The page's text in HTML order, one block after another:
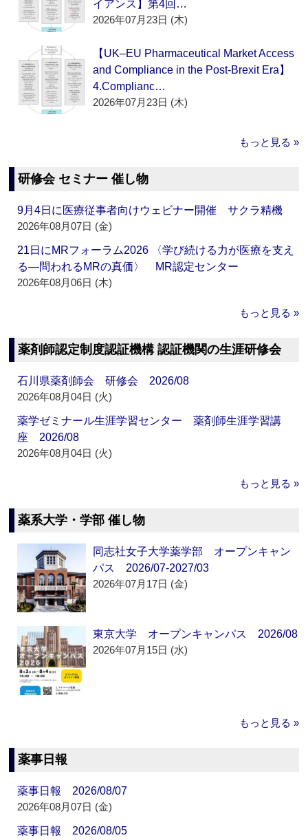
イアンス】第4回…
2026年07月23日 (木)
【UK–EU Pharmaceutical Market Access
and Compliance in the Post-Brexit Era】
4.Complianc…
2026年07月23日 (木)
もっと見る »
研修会 セミナー 催し物
9月4日に医療従事者向けウェビナー開催 サクラ精機
2026年08月07日 (金)
21日にMRフォーラム2026 〈学び続ける力が医療を支え
る―問われるMRの真価〉 MR認定センター
2026年08月06日 (木)
もっと見る »
薬剤師認定制度認証機構 認証機関の生涯研修会
石川県薬剤師会 研修会 2026/08
2026年08月04日 (火)
薬学ゼミナール生涯学習センター 薬剤師生涯学習講
座 2026/08
2026年08月04日 (火)
もっと見る »
薬系大学・学部 催し物
同志社女子大学薬学部 オープンキャン
パス 2026/07-2027/03
2026年07月17日 (金)
東京大学 オープンキャンパス 2026/08
2026年07月15日 (水)
もっと見る »
薬事日報
薬事日報 2026/08/07
2026年08月07日 (金)
薬事日報 2026/08/05